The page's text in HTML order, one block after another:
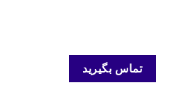
تماس بگیرید